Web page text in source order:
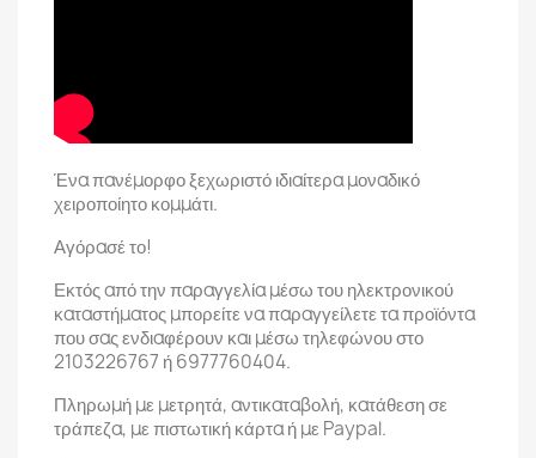
Ένα πανέμορφο ξεχωριστό ιδιαίτερα μοναδικό
χειροποίητο κομμάτι.
Αγόρασέ το!
Εκτός από την παραγγελία μέσω του ηλεκτρονικού
καταστήματος μπορείτε να παραγγείλετε τα προϊόντα
που σας ενδιαφέρουν και μέσω τηλεφώνου στο
2103226767 ή 6977760404.
Πληρωμή με μετρητά, αντικαταβολή, κατάθεση σε
τράπεζα, με πιστωτική κάρτα ή με Paypal.